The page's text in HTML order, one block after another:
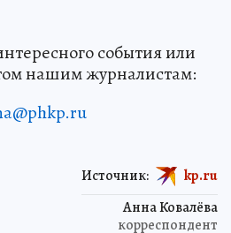
события или
нашим журналистам:
Анна Ковалёва
корреспондент
Источник: kp.ru